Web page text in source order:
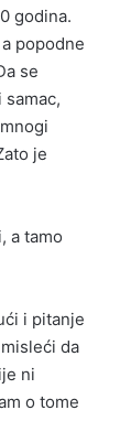
godina.
popodne
se
je
a tamo
i pitanje
da
ni
o tome